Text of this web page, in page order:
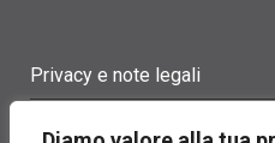
Privacy e note legali